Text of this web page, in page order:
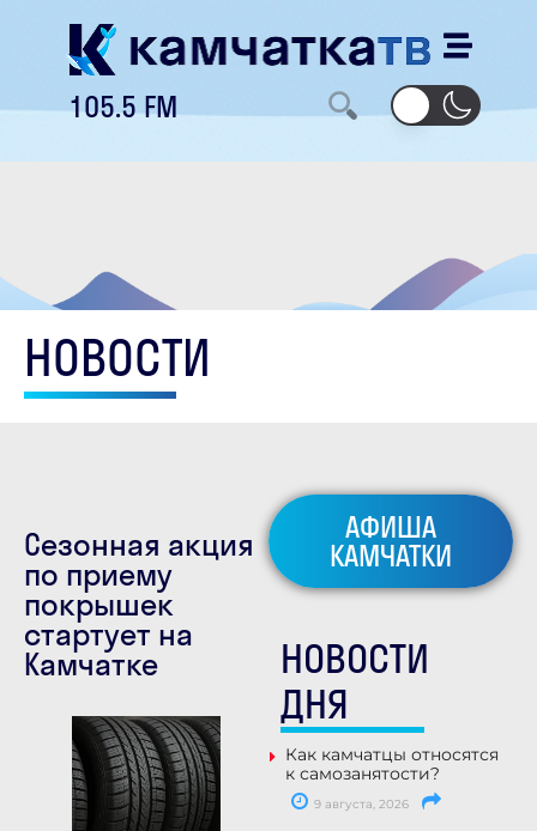
105.5 FM
НОВОСТИ
Сезонная акция
по приему
покрышек
стартует на
Камчатке
АФИША
КАМЧАТКИ
НОВОСТИ
ДНЯ
Как камчатцы относятся
к самозанятости?
9 августа, 2026